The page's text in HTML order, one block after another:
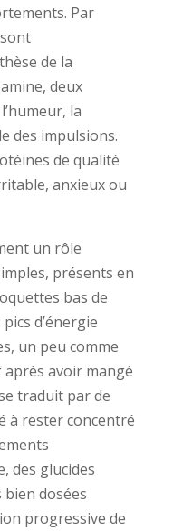
Par
de la
deux
la
des impulsions.
de qualité
anxieux ou
un rôle
présents en
bas de
d’énergie
un peu comme
après avoir mangé
traduit par de
à rester concentré
des glucides
bien dosées
progressive de